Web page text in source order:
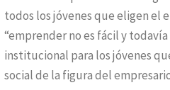
todos los jóvenes que eligen el
“emprender no es fácil y
institucional para los jóvenes
social de la figura del